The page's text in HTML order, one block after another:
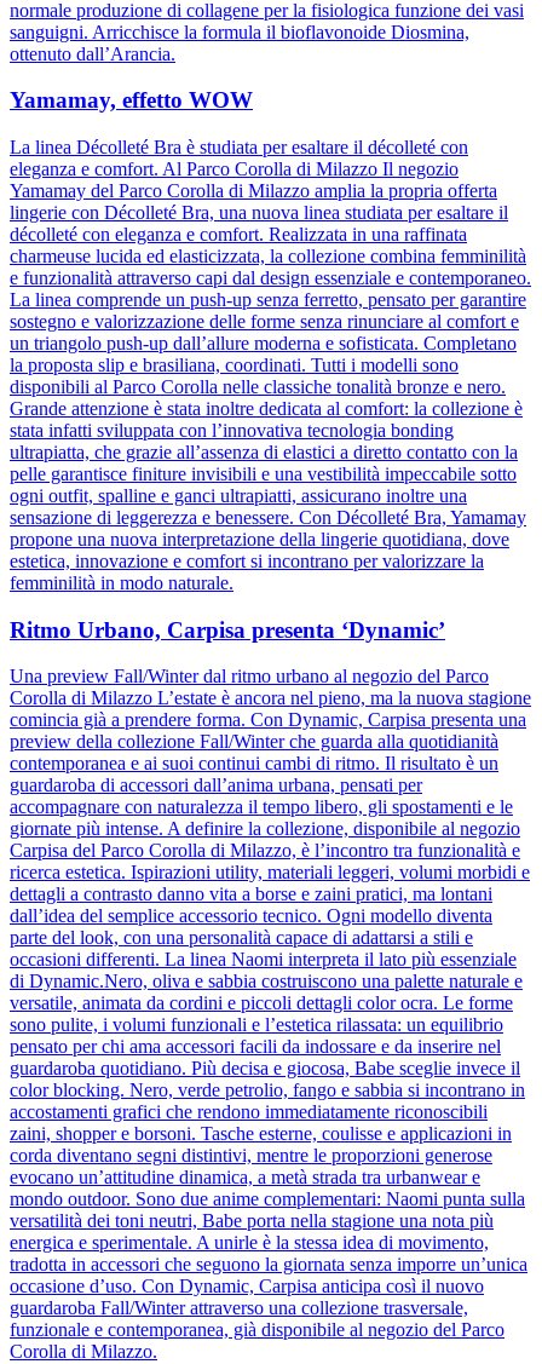
normale produzione di collagene per la fisiologica funzione dei vasi
sanguigni. Arricchisce la formula il bioflavonoide Diosmina,
ottenuto dall’Arancia.
Yamamay, effetto WOW
La linea Décolleté Bra è studiata per esaltare il décolleté con
eleganza e comfort. Al Parco Corolla di Milazzo Il negozio
Yamamay del Parco Corolla di Milazzo amplia la propria offerta
lingerie con Décolleté Bra, una nuova linea studiata per esaltare il
décolleté con eleganza e comfort. Realizzata in una raffinata
charmeuse lucida ed elasticizzata, la collezione combina femminilità
e funzionalità attraverso capi dal design essenziale e contemporaneo.
La linea comprende un push-up senza ferretto, pensato per garantire
sostegno e valorizzazione delle forme senza rinunciare al comfort e
un triangolo push-up dall’allure moderna e sofisticata. Completano
la proposta slip e brasiliana, coordinati. Tutti i modelli sono
disponibili al Parco Corolla nelle classiche tonalità bronze e nero.
Grande attenzione è stata inoltre dedicata al comfort: la collezione è
stata infatti sviluppata con l’innovativa tecnologia bonding
ultrapiatta, che grazie all’assenza di elastici a diretto contatto con la
pelle garantisce finiture invisibili e una vestibilità impeccabile sotto
ogni outfit, spalline e ganci ultrapiatti, assicurano inoltre una
sensazione di leggerezza e benessere. Con Décolleté Bra, Yamamay
propone una nuova interpretazione della lingerie quotidiana, dove
estetica, innovazione e comfort si incontrano per valorizzare la
femminilità in modo naturale.
Ritmo Urbano, Carpisa presenta ‘Dynamic’
Una preview Fall/Winter dal ritmo urbano al negozio del Parco
Corolla di Milazzo L’estate è ancora nel pieno, ma la nuova stagione
comincia già a prendere forma. Con Dynamic, Carpisa presenta una
preview della collezione Fall/Winter che guarda alla quotidianità
contemporanea e ai suoi continui cambi di ritmo. Il risultato è un
guardaroba di accessori dall’anima urbana, pensati per
accompagnare con naturalezza il tempo libero, gli spostamenti e le
giornate più intense. A definire la collezione, disponibile al negozio
Carpisa del Parco Corolla di Milazzo, è l’incontro tra funzionalità e
ricerca estetica. Ispirazioni utility, materiali leggeri, volumi morbidi e
dettagli a contrasto danno vita a borse e zaini pratici, ma lontani
dall’idea del semplice accessorio tecnico. Ogni modello diventa
parte del look, con una personalità capace di adattarsi a stili e
occasioni differenti. La linea Naomi interpreta il lato più essenziale
di Dynamic.Nero, oliva e sabbia costruiscono una palette naturale e
versatile, animata da cordini e piccoli dettagli color ocra. Le forme
sono pulite, i volumi funzionali e l’estetica rilassata: un equilibrio
pensato per chi ama accessori facili da indossare e da inserire nel
guardaroba quotidiano. Più decisa e giocosa, Babe sceglie invece il
color blocking. Nero, verde petrolio, fango e sabbia si incontrano in
accostamenti grafici che rendono immediatamente riconoscibili
zaini, shopper e borsoni. Tasche esterne, coulisse e applicazioni in
corda diventano segni distintivi, mentre le proporzioni generose
evocano un’attitudine dinamica, a metà strada tra urbanwear e
mondo outdoor. Sono due anime complementari: Naomi punta sulla
versatilità dei toni neutri, Babe porta nella stagione una nota più
energica e sperimentale. A unirle è la stessa idea di movimento,
tradotta in accessori che seguono la giornata senza imporre un’unica
occasione d’uso. Con Dynamic, Carpisa anticipa così il nuovo
guardaroba Fall/Winter attraverso una collezione trasversale,
funzionale e contemporanea, già disponibile al negozio del Parco
Corolla di Milazzo.